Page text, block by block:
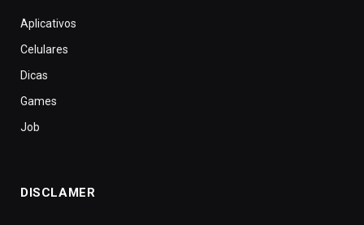
Aplicativos
Celulares
Dicas
Games
Job
DISCLAMER